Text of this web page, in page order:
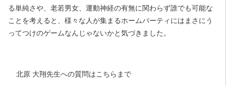
る単純さや、老若男女、運動神経の有無に関わらず誰でも可能な
ことを考えると、様々な人が集まるホームパーティにはまさにう
ってつけのゲームなんじゃないかと気づきました。
北原 大翔先生への質問はこちらまで